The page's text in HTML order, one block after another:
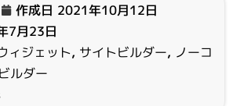
作成日 2021年10月12日
7月23日
ィジェット, サイトビルダー, ノーコ
ルダー